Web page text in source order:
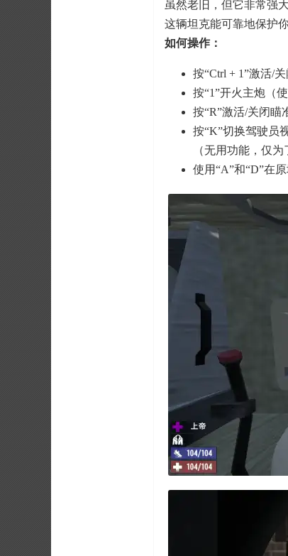
虽然老旧，但它非常强
这辆坦克能可靠地保护
如何操作：
按“Ctrl + 1”激活/
按“1”开火主炮（
按“R”激活/关闭瞄
按“K”切换驾驶员
（无用功能，仅为
使用“A”和“D”在原